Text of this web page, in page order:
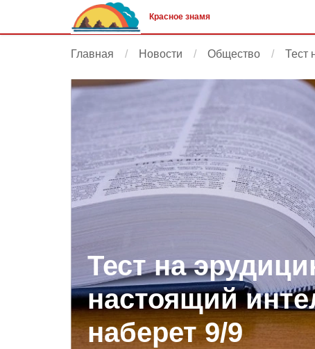
Красное знамя
Главная Новости Общество Тест
Тест на
настоящий
наберет 9/9